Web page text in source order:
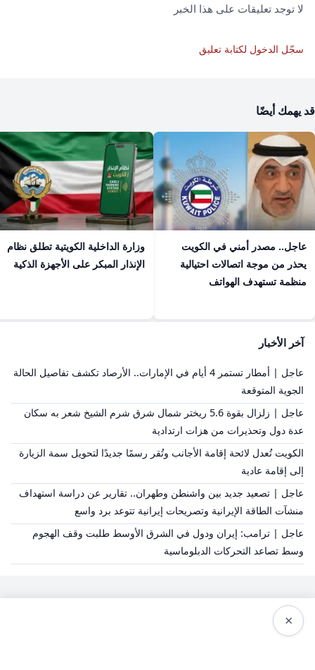
لا توجد تعليقات على هذا الخبر
سجّل الدخول لكتابة تعليق
قد يهمك أيضًا
عاجل.. مصدر أمني في الكويت
يحذر من موجة اتصالات احتيالية
منظمة تستهدف الهواتف
وزارة الداخلية الكويتية تطلق نظام
الإنذار المبكر على الأجهزة الذكية
آخر الأخبار
عاجل | أمطار تستمر 4 أيام في الإمارات.. الأرصاد تكشف تفاصيل الحالة
الجوية المتوقعة
عاجل | زلزال بقوة 5.6 ريختر شمال شرق شرم الشيخ شعر به سكان
عدة دول وتحذيرات من هزات ارتدادية
الكويت تُعدل لائحة إقامة الأجانب وتُقر رسمًا جديدًا لتحويل سمة الزيارة
إلى إقامة عادية
عاجل | تصعيد جديد بين واشنطن وطهران.. تقارير عن دراسة استهداف
منشآت الطاقة الإيرانية وتصريحات إيرانية تتوعد برد واسع
عاجل | ترامب: إيران ودول في الشرق الأوسط طلبت وقف الهجوم
وسط تصاعد التحركات الدبلوماسية
×